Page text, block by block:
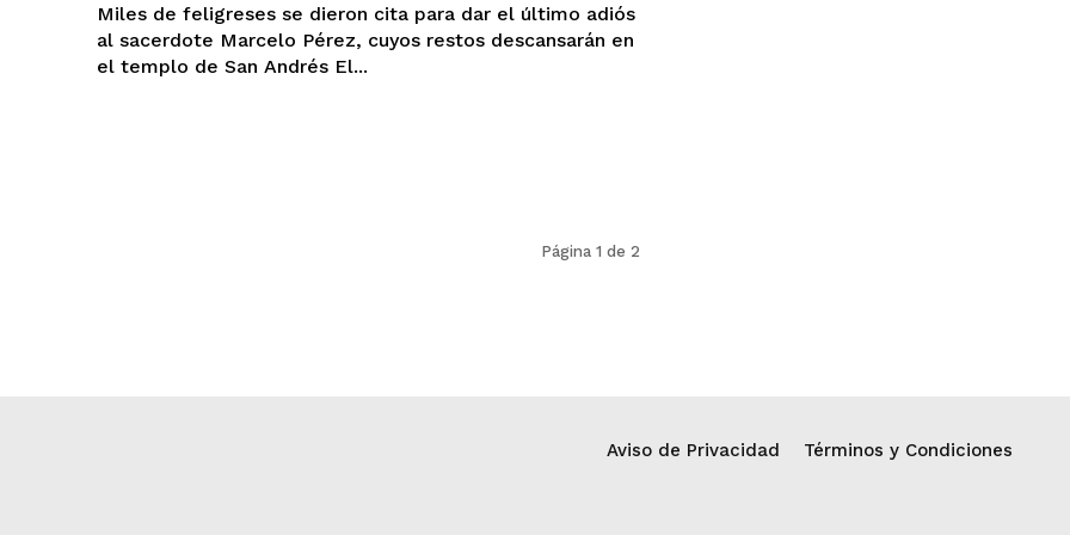
Miles de feligreses se dieron cita para dar el último adiós
al sacerdote Marcelo Pérez, cuyos restos descansarán en
el templo de San Andrés El...
Página 1 de 2
Aviso de Privacidad Términos y Condiciones